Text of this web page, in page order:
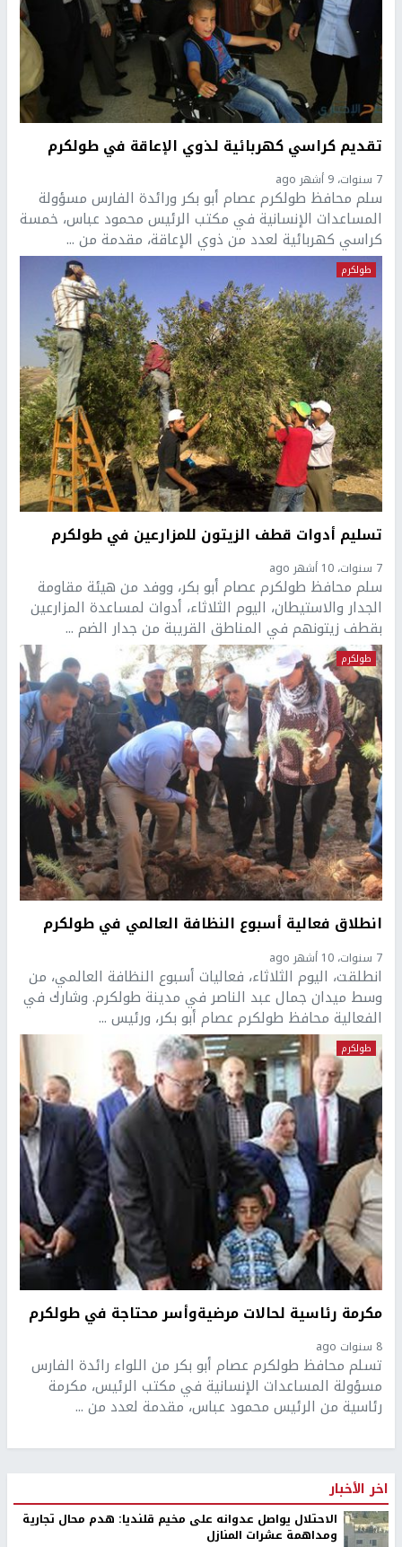
تقديم كراسي كهربائية لذوي الإعاقة في طولكرم
7 سنوات، 9 أشهر ago
سلم محافظ طولكرم عصام أبو بكر ورائدة الفارس مسؤولة
المساعدات الإنسانية في مكتب الرئيس محمود عباس، خمسة
كراسي كهربائية لعدد من ذوي الإعاقة، مقدمة من ...
طولكرم
تسليم أدوات قطف الزيتون للمزارعين في طولكرم
7 سنوات، 10 أشهر ago
سلم محافظ طولكرم عصام أبو بكر، ووفد من هيئة مقاومة
الجدار والاستيطان، اليوم الثلاثاء، أدوات لمساعدة المزارعين
بقطف زيتونهم في المناطق القريبة من جدار الضم ...
طولكرم
انطلاق فعالية أسبوع النظافة العالمي في طولكرم
7 سنوات، 10 أشهر ago
انطلقت، اليوم الثلاثاء، فعاليات أسبوع النظافة العالمي، من
وسط ميدان جمال عبد الناصر في مدينة طولكرم. وشارك في
الفعالية محافظ طولكرم عصام أبو بكر، ورئيس ...
طولكرم
مكرمة رئاسية لحالات مرضيةوأسر محتاجة في طولكرم
8 سنوات ago
تسلم محافظ طولكرم عصام أبو بكر من اللواء رائدة الفارس
مسؤولة المساعدات الإنسانية في مكتب الرئيس، مكرمة
رئاسية من الرئيس محمود عباس، مقدمة لعدد من ...
اخر الأخبار
الاحتلال يواصل عدوانه على مخيم قلنديا: هدم محال تجارية
ومداهمة عشرات المنازل